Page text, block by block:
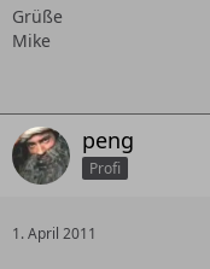
Grüße
Mike
peng
Profi
1. April 2011